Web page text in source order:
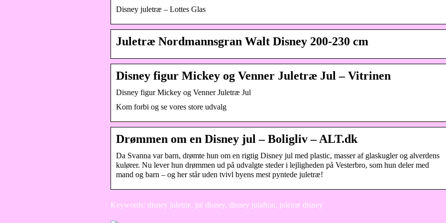
Disney juletræ – Lottes Glas
Juletræ Nordmannsgran Walt Disney 200-230 cm
Disney figur Mickey og Venner Juletræ Jul – Vitrinen
Disney figur Mickey og Venner Juletræ Jul
Kom forbi og se vores store udvalg
Drømmen om en Disney jul – Boligliv – ALT.dk
Da Svanna var barn, drømte hun om en rigtig Disney jul med plastic, masser af glaskugler og alverdens
kulører. Nu lever hun drømmen ud på udvalgte steder i lejligheden på Vesterbro, som hun deler med
mand og barn – og her står uden tvivl byens mest pyntede juletræ!
Keywords: disney juletræ, jul disney, disney julafton, juletræ disney